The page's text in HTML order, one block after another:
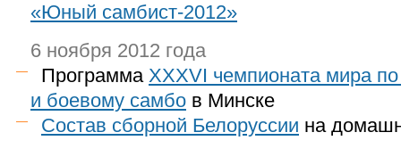
«Юный самбист-2012»
6 ноября 2012 года
Программа XXXVI чемпионата мира
и боевому самбо в Минске
Состав сборной Белоруссии на